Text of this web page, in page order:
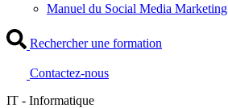
Manuel du Social Media Marketing
Rechercher une formation
Contactez-nous
IT - Informatique